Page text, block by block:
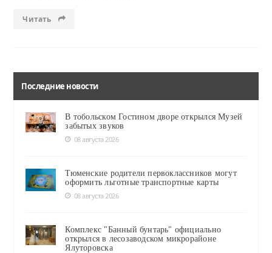
Читать
Последние новости
В тобольском Гостином дворе открылся Музей
забытых звуков
08 августа 2026
Тюменские родители первоклассников могут
оформить льготные транспортные карты
08 августа 2026
Комплекс "Банный бунтарь" официально
открылся в лесозаводском микрорайоне
Ялуторовска